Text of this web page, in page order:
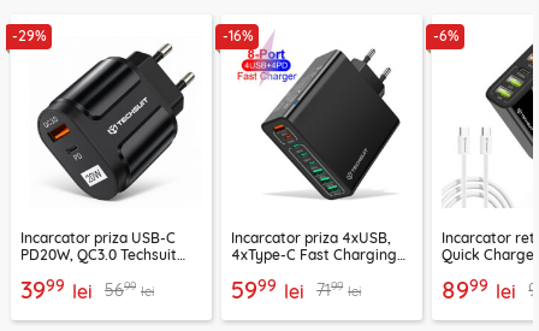
-29%
Incarcator priza USB-C
PD20W, QC3.0 Techsuit
CHPD038
3999 lei 5699 lei
-16%
Incarcator priza 4xUSB,
4xType-C Fast Charging
negru, CHPD224
5999 lei 7199 lei
-6%
Incarcator
Quick Charge
CHC2
8999 lei